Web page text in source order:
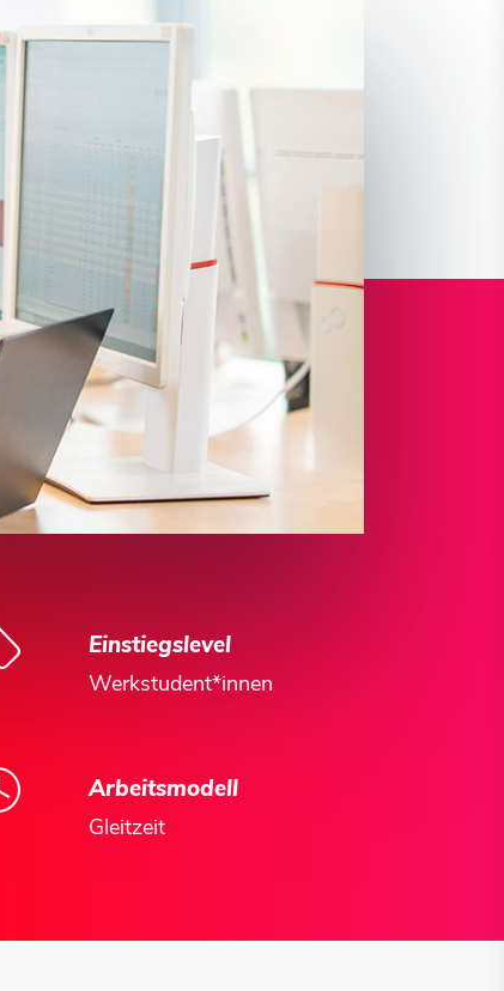
Einstiegslevel
Werkstudent*innen
Arbeitsmodell
Gleitzeit